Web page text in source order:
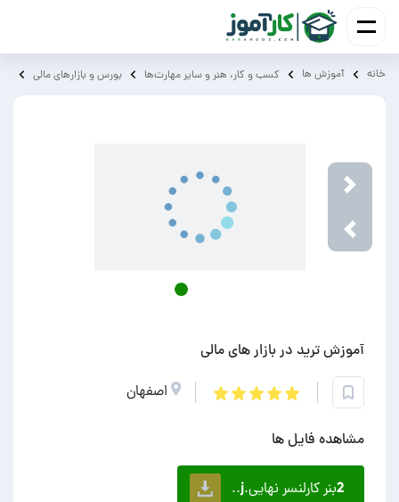
خانه آموزش ‌ها کسب و کار، هنر و سایر مهارت‌ها بورس و بازارهای مالی
Next
آموزش ترید در بازار های مالی
اصفهان
مشاهده فایل ها
2بنر کارلنسر نهایی.j..